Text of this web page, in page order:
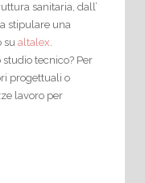
sanitaria, dall’
stipulare una
su altalex.
tecnico? Per
progettuali o
lavoro per